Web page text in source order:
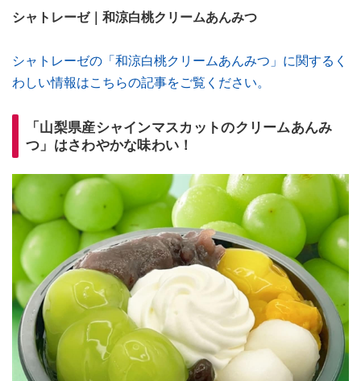
シャトレーゼ｜和涼白桃クリームあんみつ
シャトレーゼの「和涼白桃クリームあんみつ」に関するく
わしい情報はこちらの記事をご覧ください。
「山梨県産シャインマスカットのクリームあんみ
つ」はさわやかな味わい！